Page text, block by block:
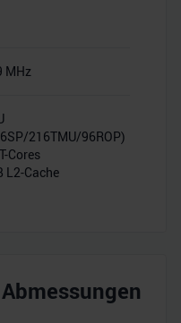
MHz
216TMU/96ROP)
Cores
L2-Cache